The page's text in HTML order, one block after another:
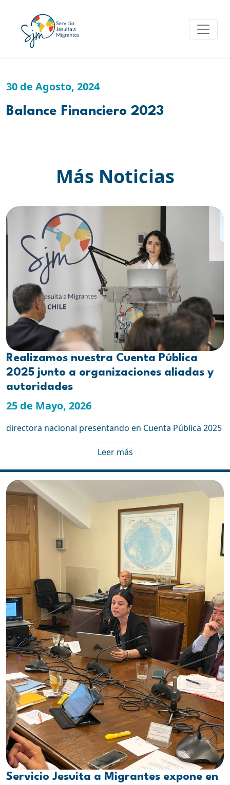
content
30 de Agosto, 2024
Balance Financiero 2023
Más Noticias
Realizamos nuestra Cuenta Pública
2025 junto a organizaciones aliadas y
autoridades
25 de Mayo, 2026
directora nacional presentando en Cuenta Pública 2025
Leer más
Servicio Jesuita a Migrantes expone en